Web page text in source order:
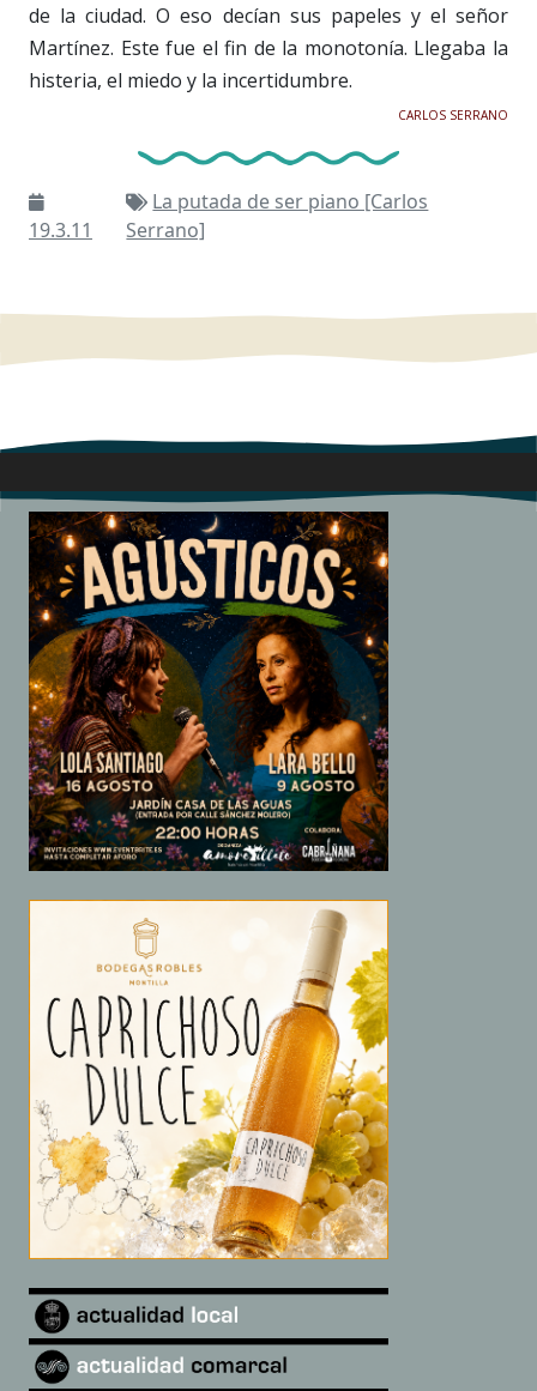
de la ciudad. O eso decían sus papeles y el señor
Martínez. Este fue el fin de la monotonía. Llegaba la
histeria, el miedo y la incertidumbre.
CARLOS SERRANO
19.3.11
La putada de ser piano [Carlos
Serrano]